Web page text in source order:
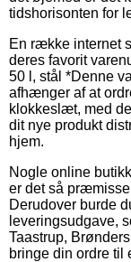
tidshorisonten for
En række internet
deres favorit
50 l, stål *Denne
afhænger af at
klokkeslæt, med
dit nye produkt
hjem.
Nogle online
er det så
Derudover burde
leveringsudgave,
Taastrup,
bringe din ordre til